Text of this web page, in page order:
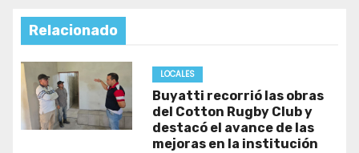
Relacionado
LOCALES
Buyatti recorrió las obras
del Cotton Rugby Club y
destacó el avance de las
mejoras en la institución